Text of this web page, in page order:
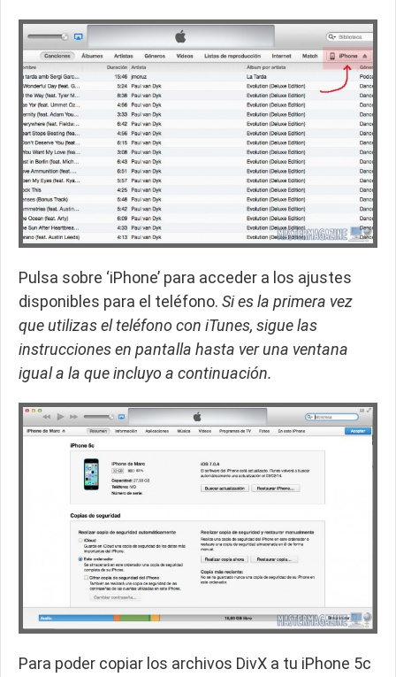
Pulsa sobre ‘iPhone’ para acceder a los ajustes
disponibles para el teléfono. Si es la primera vez
que utilizas el teléfono con iTunes, sigue las
instrucciones en pantalla hasta ver una ventana
igual a la que incluyo a continuación.
Para poder copiar los archivos DivX a tu iPhone 5c